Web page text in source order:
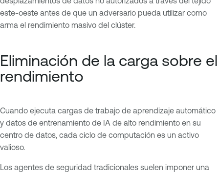
este-oeste antes de que un adversario pueda utilizar como
arma el rendimiento masivo del clúster.
Eliminación de la carga sobre el
rendimiento
Cuando ejecuta cargas de trabajo de aprendizaje automático
y datos de entrenamiento de IA de alto rendimiento en su
centro de datos, cada ciclo de computación es un activo
valioso.
Los agentes de seguridad tradicionales suelen imponer una